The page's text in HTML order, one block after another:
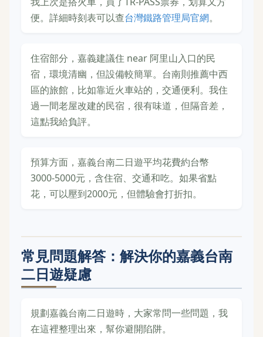
便。詳細時刻表可以查台灣鐵路管理局官網。
住宿部分，嘉義建議住 near 阿里山入口的民
宿，環境清幽，但設備較簡單。台南則推薦中西
區的旅館，比如靠近火車站的，交通便利。我住
過一間老屋改建的民宿，很有味道，但隔音差，
這點我給負評。
預算方面，嘉義台南二日遊平均花費約台幣
3000-5000元，含住宿、交通和吃。如果省點
花，可以壓到2000元，但體驗會打折扣。
常見問題解答：解決你的嘉義台南
二日遊疑慮
規劃嘉義台南二日遊時，大家常問一些問題，我
在這裡整理出來，幫你避開陷阱。